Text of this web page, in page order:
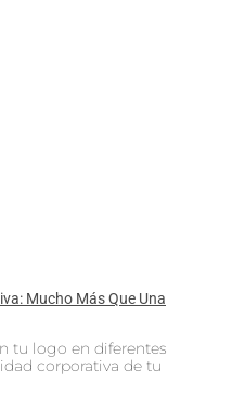
Mucho Más Que Una
tu logo en diferentes
corporativa de tu